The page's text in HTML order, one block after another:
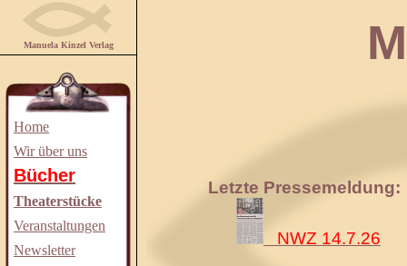
Manuela Kinzel Verlag
Home
Wir über uns
Bücher
Theaterstücke
Veranstaltungen
Newsletter
Letzte Pressemeldung:
NWZ 14.7.26